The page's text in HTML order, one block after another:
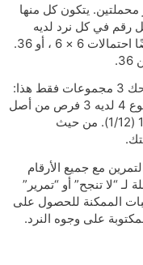
محملتين. يتكون كل منها
مرقمة 1 و 2 و 3 و 4 و 5 و 6. كل رقم في كل نرد لديه
فرصة 1 من 6 في الظهور ، أو 1/6. هناك أيضًا احتمالات 6 × 6 ، أو 36.
افترض أنك تهدف إلى جمع 4. يمكن أن تمنحك 3 مجموعات فقط هذا:
2 + 2 و 1 + 3 و 3 + 1. وبالتالي فإن المجموع 4 لديه 3 فرص من أصل
36 (3/36) للظهور ، أي فرصة واحدة من 12 (1/12). من حيث
مع جميع الأرقام
لـ “لا تنجح” أو “تمرير”
الممكنة للحصول على
على وجوه النرد.